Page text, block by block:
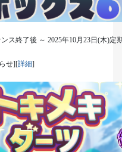
終了後 ～ 2025年10月23日(木)定
せ][詳細]